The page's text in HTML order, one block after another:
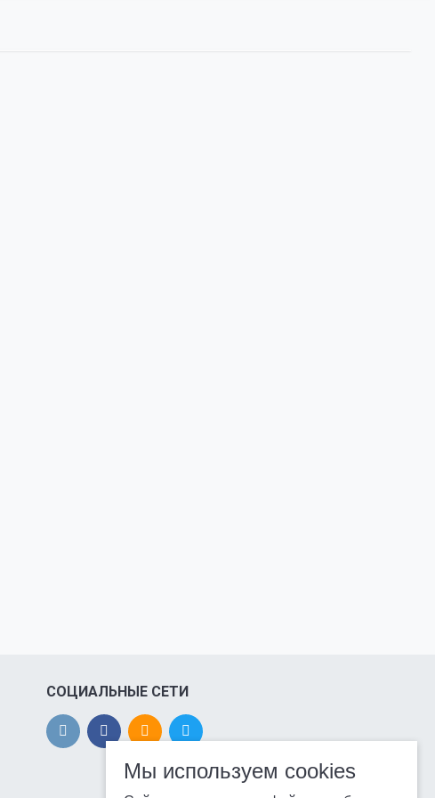
СОЦИАЛЬНЫЕ СЕТИ
Мы используем cookies